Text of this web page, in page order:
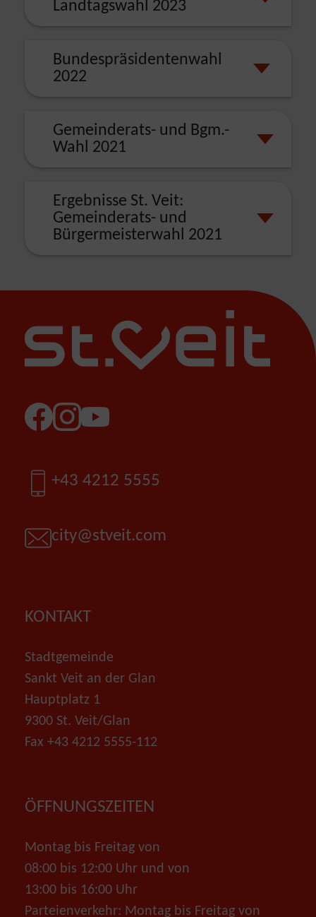
Landtagswahl 2023
Bundespräsidentenwahl
2022
Gemeinderats- und Bgm.-
Wahl 2021
Ergebnisse St. Veit:
Gemeinderats- und
Bürgermeisterwahl 2021
FacebookInstagramYouTube
Telefon
+43 4212 5555
E-Mail
city@stveit.com
KONTAKT
Stadtgemeinde
Sankt Veit an der Glan
Hauptplatz 1
9300 St. Veit/Glan
Fax +43 4212 5555-112
ÖFFNUNGSZEITEN
Montag bis Freitag von
08:00 bis 12:00 Uhr und von
13:00 bis 16:00 Uhr
Parteienverkehr: Montag bis Freitag von